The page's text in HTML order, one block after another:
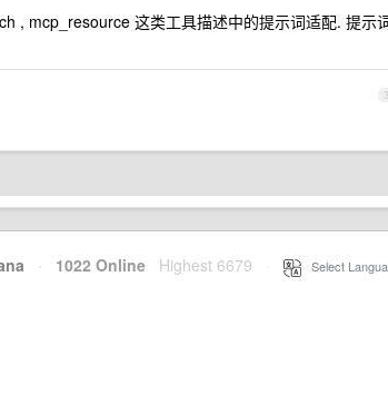
, mcp_resource 这类工具描述中的提示词适配. 提示
3
· 1022 Online Highest 6679 Select